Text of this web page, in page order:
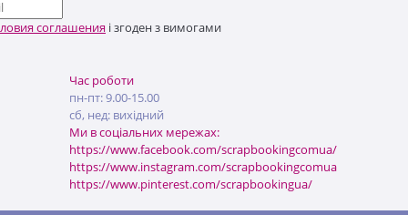
соглашения і згоден з вимогами
Час роботи
пн-пт: 9.00-15.00
сб, нед: вихідний
Ми в соціальних мережах:
https://www.facebook.com/scrapbookingcomua/
https://www.instagram.com/scrapbookingcomua
https://www.pinterest.com/scrapbookingua/